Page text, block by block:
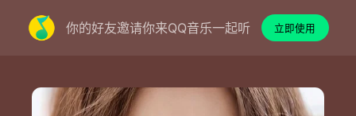
你的好友邀请你来QQ音乐一起听 立即使用